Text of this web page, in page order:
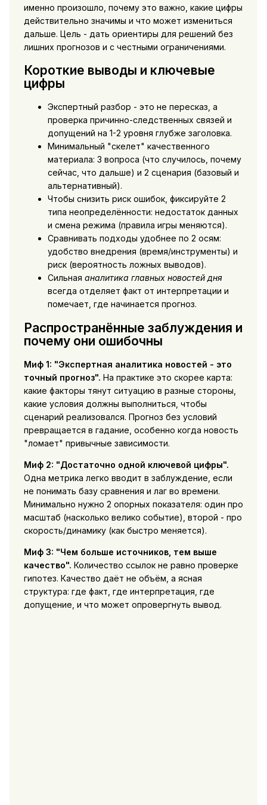
именно произошло, почему это важно, какие цифры
действительно значимы и что может измениться
дальше. Цель - дать ориентиры для решений без
лишних прогнозов и с честными ограничениями.
Короткие выводы и ключевые
цифры
Экспертный разбор - это не пересказ, а
проверка причинно-следственных связей и
допущений на 1-2 уровня глубже заголовка.
Минимальный "скелет" качественного
материала: 3 вопроса (что случилось, почему
сейчас, что дальше) и 2 сценария (базовый и
альтернативный).
Чтобы снизить риск ошибок, фиксируйте 2
типа неопределённости: недостаток данных
и смена режима (правила игры меняются).
Сравнивать подходы удобнее по 2 осям:
удобство внедрения (время/инструменты) и
риск (вероятность ложных выводов).
Сильная аналитика главных новостей дня
всегда отделяет факт от интерпретации и
помечает, где начинается прогноз.
Распространённые заблуждения и
почему они ошибочны
Миф 1: "Экспертная аналитика новостей - это
точный прогноз". На практике это скорее карта:
какие факторы тянут ситуацию в разные стороны,
какие условия должны выполниться, чтобы
сценарий реализовался. Прогноз без условий
превращается в гадание, особенно когда новость
"ломает" привычные зависимости.
Миф 2: "Достаточно одной ключевой цифры".
Одна метрика легко вводит в заблуждение, если
не понимать базу сравнения и лаг во времени.
Минимально нужно 2 опорных показателя: один про
масштаб (насколько велико событие), второй - про
скорость/динамику (как быстро меняется).
Миф 3: "Чем больше источников, тем выше
качество". Количество ссылок не равно проверке
гипотез. Качество даёт не объём, а ясная
структура: где факт, где интерпретация, где
допущение, и что может опровергнуть вывод.